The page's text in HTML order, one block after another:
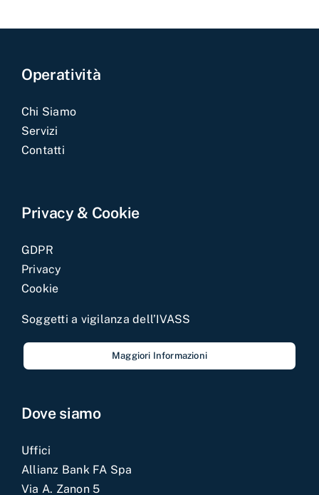
Operatività
Chi Siamo
Servizi
Contatti
Privacy & Cookie
GDPR
Privacy
Cookie
Soggetti a vigilanza dell’IVASS
Maggiori Informazioni
Dove siamo
Uffici
Allianz Bank FA Spa
Via A. Zanon 5